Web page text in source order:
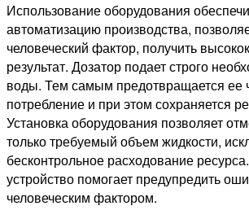
Использование оборудования
автоматизацию производства,
человеческий фактор, получить
результат. Дозатор подает строго
воды. Тем самым предотвращается ее
потребление и при этом сохраняется
Установка оборудования позволяет
только требуемый объем жидкости,
бесконтрольное расходование
устройство помогает предупредить
человеческим фактором.